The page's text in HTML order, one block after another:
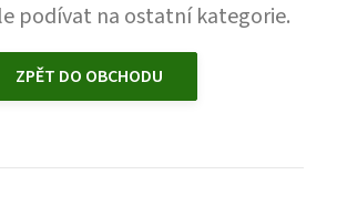
podívat na ostatní kategorie.
ZPĚT DO OBCHODU